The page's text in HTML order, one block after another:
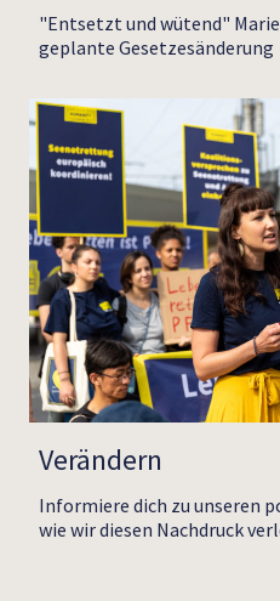
"Entsetzt und wütend"
geplante Gesetzesänderung
Verändern
Informiere dich zu unseren
wie wir diesen Nachdruck